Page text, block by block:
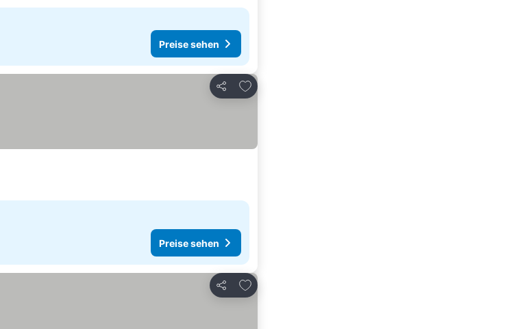
Preise sehen
Teilen
Zu Favoriten hinzufügen
Preise sehen
Teilen
Zu Favoriten hinzufügen